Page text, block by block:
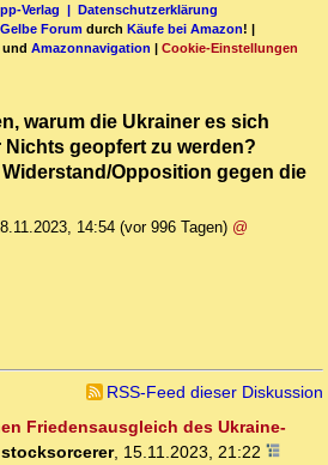
Verlag | Datenschutzerklärung
Forum durch Käufe bei Amazon! |
und Amazonnavigation | Cookie-Einstellungen
warum die Ukrainer es sich
geopfert zu werden?
Opposition gegen die
14:54 (vor 996 Tagen) @
RSS-Feed dieser Diskussion
Friedensausgleich des Ukraine-
stocksorcerer, 15.11.2023, 21:22